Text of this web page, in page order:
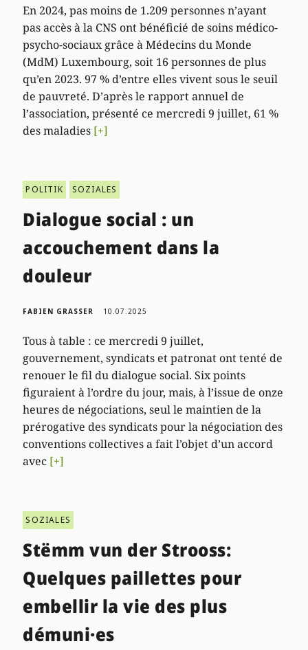
En 2024, pas moins de 1.209 personnes n’ayant
pas accès à la CNS ont bénéficié de soins médico-
psycho-sociaux grâce à Médecins du Monde
(MdM) Luxembourg, soit 16 personnes de plus
qu’en 2023. 97 % d’entre elles vivent sous le seuil
de pauvreté. D’après le rapport annuel de
l’association, présenté ce mercredi 9 juillet, 61 %
des maladies [+]
POLITIK SOZIALES
Dialogue social : un
accouchement dans la
douleur
FABIEN GRASSER 10.07.2025
Tous à table : ce mercredi 9 juillet,
gouvernement, syndicats et patronat ont tenté de
renouer le fil du dialogue social. Six points
figuraient à l’ordre du jour, mais, à l’issue de onze
heures de négociations, seul le maintien de la
prérogative des syndicats pour la négociation des
conventions collectives a fait l’objet d’un accord
avec [+]
SOZIALES
Stëmm vun der Strooss:
Quelques paillettes pour
embellir la vie des plus
démuni·es